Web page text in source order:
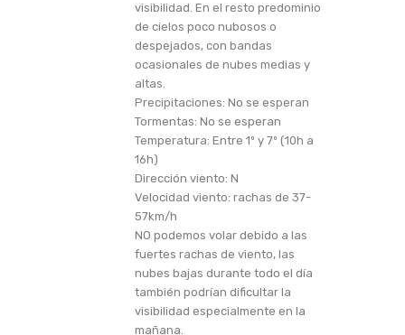
visibilidad. En el resto predominio
de cielos poco nubosos o
despejados, con bandas
ocasionales de nubes medias y
altas.
Precipitaciones: No se esperan
Tormentas: No se esperan
Temperatura: Entre 1º y 7º (10h a
16h)
Dirección viento: N
Velocidad viento: rachas de 37-
57km/h
NO podemos volar debido a las
fuertes rachas de viento, las
nubes bajas durante todo el día
también podrían dificultar la
visibilidad especialmente en la
mañana.